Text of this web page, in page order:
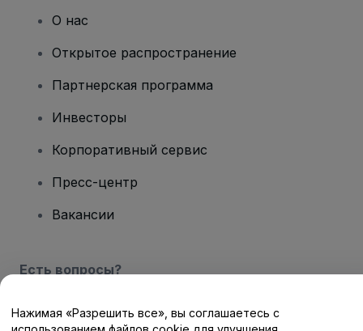
О нас
Открытое распространение
Партнерская программа
Инвесторы
Корпоративный сервис
Пресс-центр
Вакансии
Есть вопросы?
Центр помощи / Свяжитесь с нами
Нажимая «Разрешить все», вы соглашаетесь с